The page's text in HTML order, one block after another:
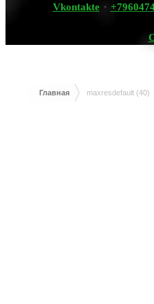
Vkontakte
Главная maxresdefault (40)